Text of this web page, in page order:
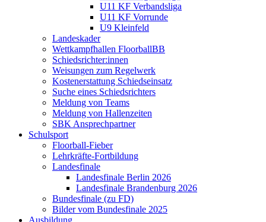
U11 KF Verbandsliga
U11 KF Vorrunde
U9 Kleinfeld
Landeskader
Wettkampfhallen FloorballBB
Schiedsrichter:innen
Weisungen zum Regelwerk
Kostenerstattung Schiedseinsatz
Suche eines Schiedsrichters
Meldung von Teams
Meldung von Hallenzeiten
SBK Ansprechpartner
Schulsport
Floorball-Fieber
Lehrkräfte-Fortbildung
Landesfinale
Landesfinale Berlin 2026
Landesfinale Brandenburg 2026
Bundesfinale (zu FD)
Bilder vom Bundesfinale 2025
Ausbildung